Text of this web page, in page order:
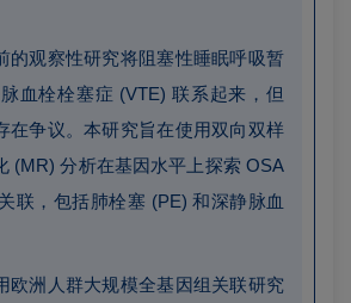
的观察性研究将阻塞性睡眠呼吸暂
血栓栓塞症 (VTE) 联系起来，但
在争议。本研究旨在使用双向双样
(MR) 分析在基因水平上探索 OSA
联，包括肺栓塞 (PE) 和深静脉血
欧洲人群大规模全基因组关联研究